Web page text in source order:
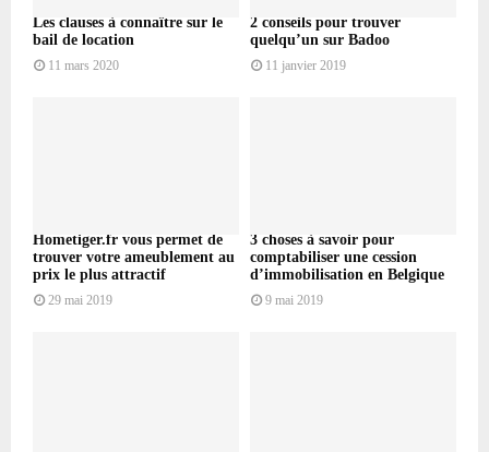
Les clauses à connaître sur le
bail de location
11 mars 2020
2 conseils pour trouver
quelqu’un sur Badoo
11 janvier 2019
Hometiger.fr vous permet de
trouver votre ameublement au
prix le plus attractif
29 mai 2019
3 choses à savoir pour
comptabiliser une cession
d’immobilisation en Belgique
9 mai 2019